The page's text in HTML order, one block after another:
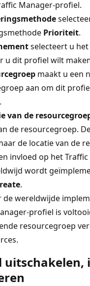
Manager-profiel.
Prioriteit.
selecteert u
u dit profiel wilt
maakt u een
aan om dit
van de
de resourcegroep.
de locatie van de
invloed op het
wordt
.
de wereldwijde
profiel is
resourcegroep
uitschakelen,